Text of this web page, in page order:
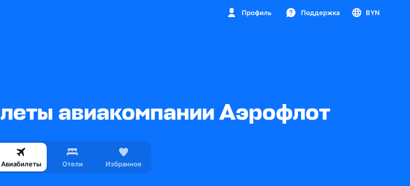
Профиль Поддержка BYN
авиакомпании Аэрофлот
Авиабилеты Отели Избранное